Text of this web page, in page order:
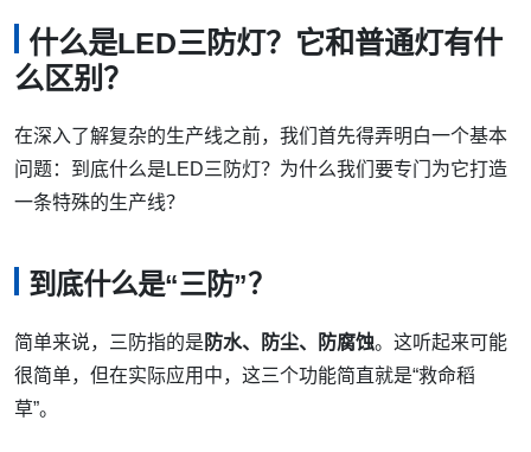
什么是LED三防灯？它和普通灯有什
么区别？
在深入了解复杂的生产线之前，我们首先得弄明白一个基本
问题：到底什么是LED三防灯？为什么我们要专门为它打造
一条特殊的生产线？
到底什么是“三防”？
简单来说，三防指的是 防水、防尘、防腐蚀。这听起来可能
很简单，但在实际应用中，这三个功能简直就是“救命稻
草”。